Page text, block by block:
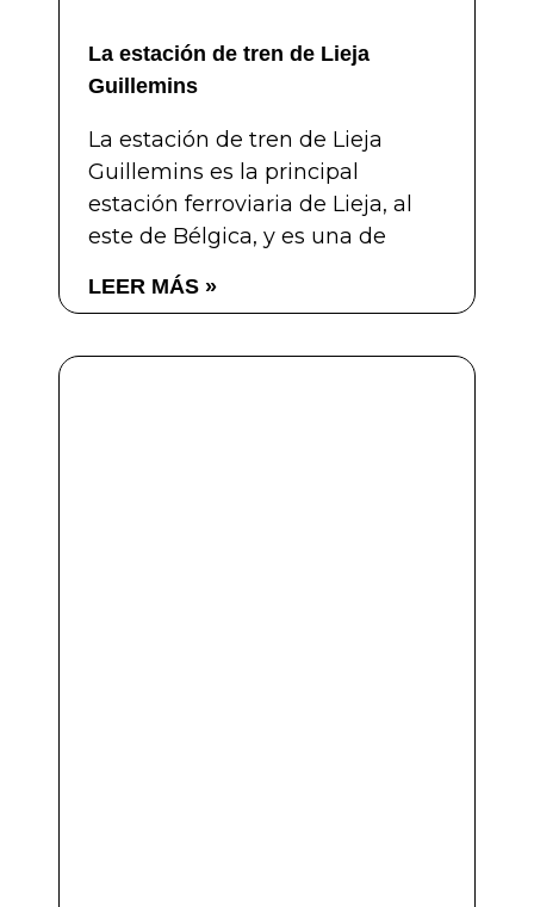
La estación de tren de Lieja
Guillemins
La estación de tren de Lieja
Guillemins es la principal
estación ferroviaria de Lieja, al
este de Bélgica, y es una de
LEER MÁS »